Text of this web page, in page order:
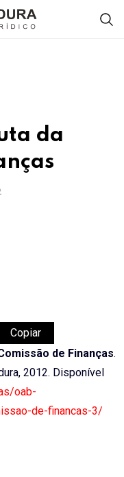
da
Copiar
de Finanças.
2012. Disponível
oab-
de-financas-3/